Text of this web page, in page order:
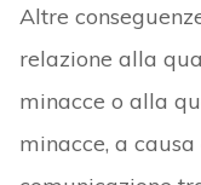
Altre
relazione alla
minacce o alla
minacce, a